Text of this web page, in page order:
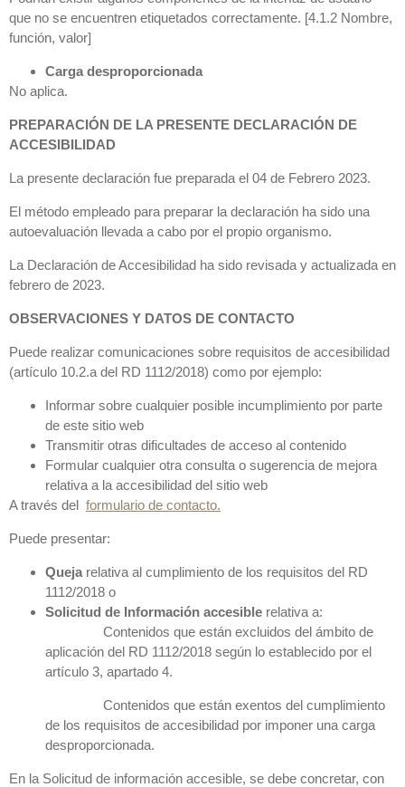
que no se encuentren etiquetados correctamente. [4.1.2 Nombre,
función, valor]
Carga desproporcionada
No aplica.
PREPARACIÓN DE LA PRESENTE DECLARACIÓN DE
ACCESIBILIDAD
La presente declaración fue preparada el 04 de Febrero 2023.
El método empleado para preparar la declaración ha sido una
autoevaluación llevada a cabo por el propio organismo.
La Declaración de Accesibilidad ha sido revisada y actualizada en
febrero de 2023.
OBSERVACIONES Y DATOS DE CONTACTO
Puede realizar comunicaciones sobre requisitos de accesibilidad
(artículo 10.2.a del RD 1112/2018) como por ejemplo:
Informar sobre cualquier posible incumplimiento por parte
de este sitio web
Transmitir otras dificultades de acceso al contenido
Formular cualquier otra consulta o sugerencia de mejora
relativa a la accesibilidad del sitio web
A través del formulario de contacto.
Puede presentar:
Queja relativa al cumplimiento de los requisitos del RD
1112/2018 o
Solicitud de Información accesible relativa a:
Contenidos que están excluidos del ámbito de
aplicación del RD 1112/2018 según lo establecido por el
artículo 3, apartado 4.
Contenidos que están exentos del cumplimiento
de los requisitos de accesibilidad por imponer una carga
desproporcionada.
En la Solicitud de información accesible, se debe concretar, con